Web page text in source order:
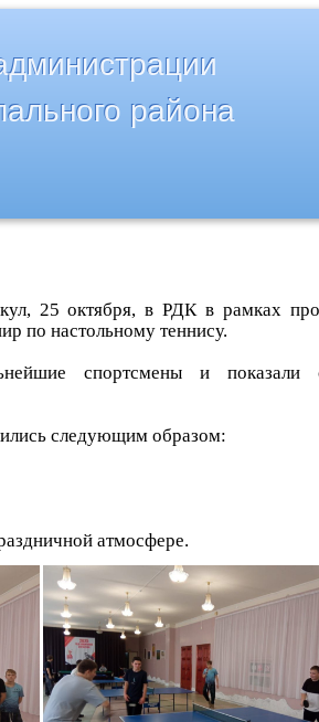
района
25 октября, в РДК в рамках
по настольному теннису.
спортсмены и показали
следующим образом:
атмосфере.